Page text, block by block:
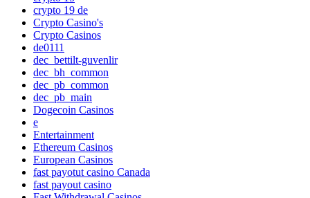
crypto 19 de
Crypto Casino's
Crypto Casinos
de0111
dec_bettilt-guvenlir
dec_bh_common
dec_pb_common
dec_pb_main
Dogecoin Casinos
e
Entertainment
Ethereum Casinos
European Casinos
fast payotut casino Canada
fast payout casino